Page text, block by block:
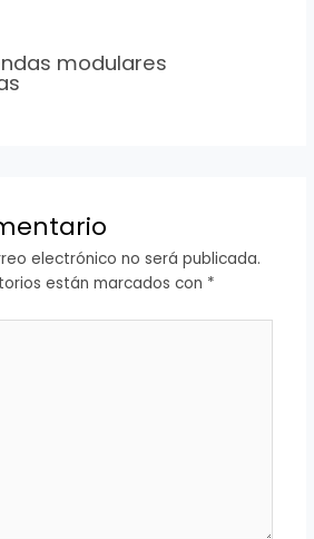
modulares
electrónico no será publicada.
están marcados con *